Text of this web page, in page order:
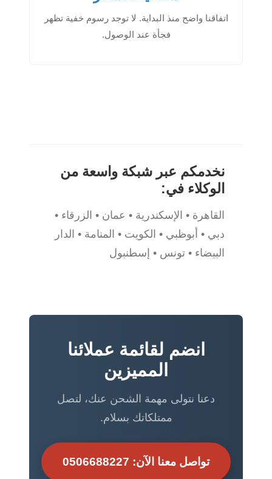
اتفاقنا واضح منذ البداية. لا توجد رسوم خفية تظهر
فجأة عند الوصول.
نخدمكم عبر شبكة واسعة من
الوكلاء في:
القاهرة • الإسكندرية • عمان • الزرقاء •
دبي • أبوظبي • الكويت • المنامة • الدار
البيضاء • تونس • إسطنبول
انضم لقائمة عملائنا
المميزين
دعنا نتولى مهمة الشحن عنك، لتصل
ممتلكاتك بسلام.
تواصل معنا الآن: 0506688227